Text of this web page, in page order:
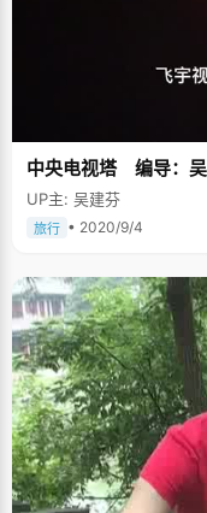
中央电视塔 编导：
UP主: 吴建芬
旅行 • 2020/9/4